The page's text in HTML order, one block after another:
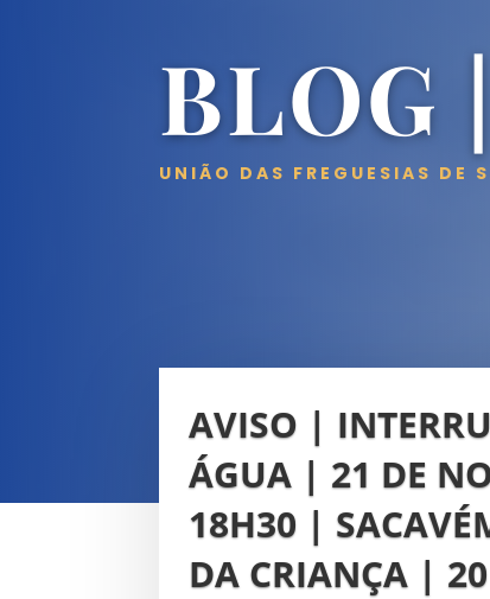
BLOG
UNIÃO DAS FREGUESIAS DE
AVISO |
ÁGUA | 21 DE
18H30 |
DA CRIANÇA |